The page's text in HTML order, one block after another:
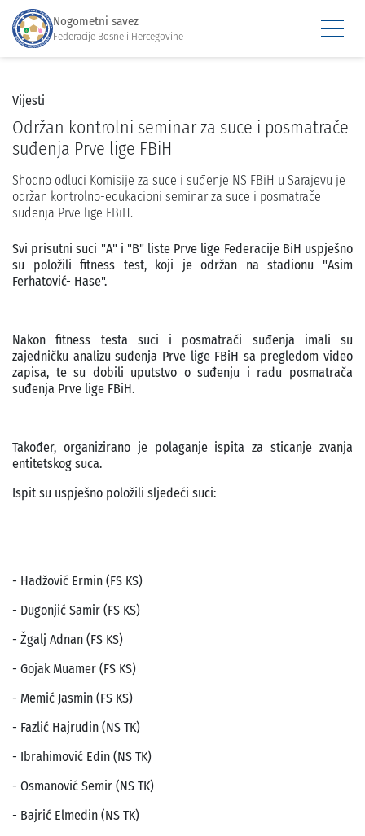
Nogometni savez
Federacije Bosne i Hercegovine
Vijesti
Održan kontrolni seminar za suce i posmatrače
suđenja Prve lige FBiH
Shodno odluci Komisije za suce i suđenje NS FBiH u Sarajevu je
održan kontrolno-edukacioni seminar za suce i posmatrače
suđenja Prve lige FBiH.
Svi prisutni suci "A" i "B" liste Prve lige Federacije BiH uspješno
su položili fitness test, koji je održan na stadionu "Asim
Ferhatović- Hase".
Nakon fitness testa suci i posmatrači suđenja imali su
zajedničku analizu suđenja Prve lige FBiH sa pregledom video
zapisa, te su dobili uputstvo o suđenju i radu posmatrača
suđenja Prve lige FBiH.
Također, organizirano je polaganje ispita za sticanje zvanja
entitetskog suca.
Ispit su uspješno položili sljedeći suci:
- Hadžović Ermin (FS KS)
- Dugonjić Samir (FS KS)
- Žgalj Adnan (FS KS)
- Gojak Muamer (FS KS)
- Memić Jasmin (FS KS)
- Fazlić Hajrudin (NS TK)
- Ibrahimović Edin (NS TK)
- Osmanović Semir (NS TK)
- Bajrić Elmedin (NS TK)